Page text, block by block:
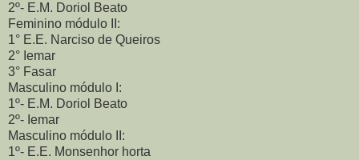
2º- E.M. Doriol Beato
Feminino módulo II:
1° E.E. Narciso de Queiros
2° Iemar
3° Fasar
Masculino módulo I:
1º- E.M. Doriol Beato
2º- Iemar
Masculino módulo II:
1º- E.E. Monsenhor horta